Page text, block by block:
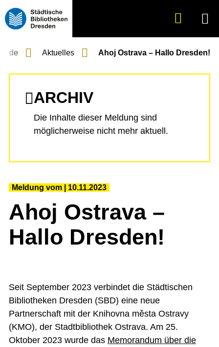
Suche
Menü
Aktuelles Ahoj Ostrava – Hallo Dresden!
ARCHIV
Die Inhalte dieser Meldung sind
möglicherweise nicht mehr aktuell.
Meldung vom 10.11.2023
Ahoj Ostrava –
Hallo Dresden!
Seit September 2023 verbindet die Städtischen
Bibliotheken Dresden (SBD) eine neue
Partnerschaft mit der Knihovna města Ostravy
(KMO), der Stadtbibliothek Ostrava. Am 25.
Oktober 2023 wurde das Memorandum über die